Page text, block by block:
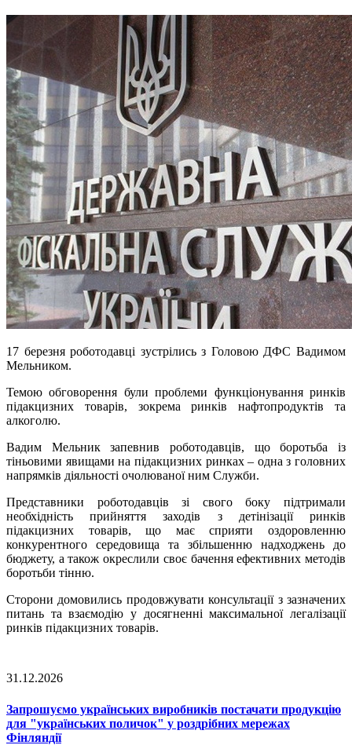
17 березня роботодавці зустрілись з Головою ДФС Вадимом
Мельником.
Темою обговорення були проблеми функціонування ринків
підакцизних товарів, зокрема ринків нафтопродуктів та
алкоголю.
Вадим Мельник запевнив роботодавців, що боротьба із
тіньовими явищами на підакцизних ринках – одна з головних
напрямків діяльності очолюваної ним Служби.
Представники роботодавців зі свого боку підтримали
необхідність прийняття заходів з детінізації ринків
підакцизних товарів, що має сприяти оздоровленню
конкурентного середовища та збільшенню надходжень до
бюджету, а також окреслили своє бачення ефективних методів
боротьби тінню.
Сторони домовились продовжувати консультації з зазначених
питань та взаємодію у досягненні максимальної легалізації
ринків підакцизних товарів.
31.12.2026
Запрошуємо українських виробників постачати продукцію
для "українських поличок" у роздрібних мережах
Фінляндії